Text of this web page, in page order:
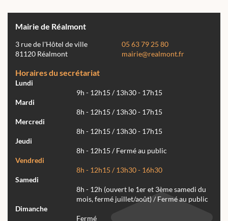
Mairie de Réalmont
3 rue de l'Hôtel de ville
81120 Réalmont
05 63 79 25 80
mairie@realmont.fr
Horaires du secrétariat
Lundi
9h - 12h15 / 13h30 - 17h15
Mardi
8h - 12h15 / 13h30 - 17h15
Mercredi
8h - 12h15 / 13h30 - 17h15
Jeudi
8h - 12h15 / Fermé au public
Vendredi
8h - 12h15 / 13h30 - 16h30
Samedi
8h - 12h (ouvert le 1er et 3ème samedi du
mois, fermé juillet/août) / Fermé au public
Dimanche
Fermé